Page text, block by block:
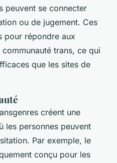
peuvent se connecter
ou de jugement. Ces
pour répondre aux
trans, ce qui
que les sites de
créent une
les personnes peuvent
Par exemple, le
conçu pour les